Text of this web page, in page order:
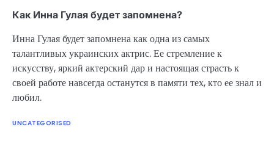
Как Инна Гулая будет запомнена?
Инна Гулая будет запомнена как одна из самых
талантливых украинских актрис. Ее стремление к
искусству, яркий актерский дар и настоящая страсть к
своей работе навсегда останутся в памяти тех, кто ее знал и
любил.
UNCATEGORISED